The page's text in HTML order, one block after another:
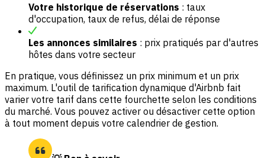
Votre historique de réservations : taux
d'occupation, taux de refus, délai de réponse
Les annonces similaires : prix pratiqués par d'autres
hôtes dans votre secteur
En pratique, vous définissez un prix minimum et un prix
maximum. L'outil de tarification dynamique d'Airbnb fait
varier votre tarif dans cette fourchette selon les conditions
du marché. Vous pouvez activer ou désactiver cette option
à tout moment depuis votre calendrier de gestion.